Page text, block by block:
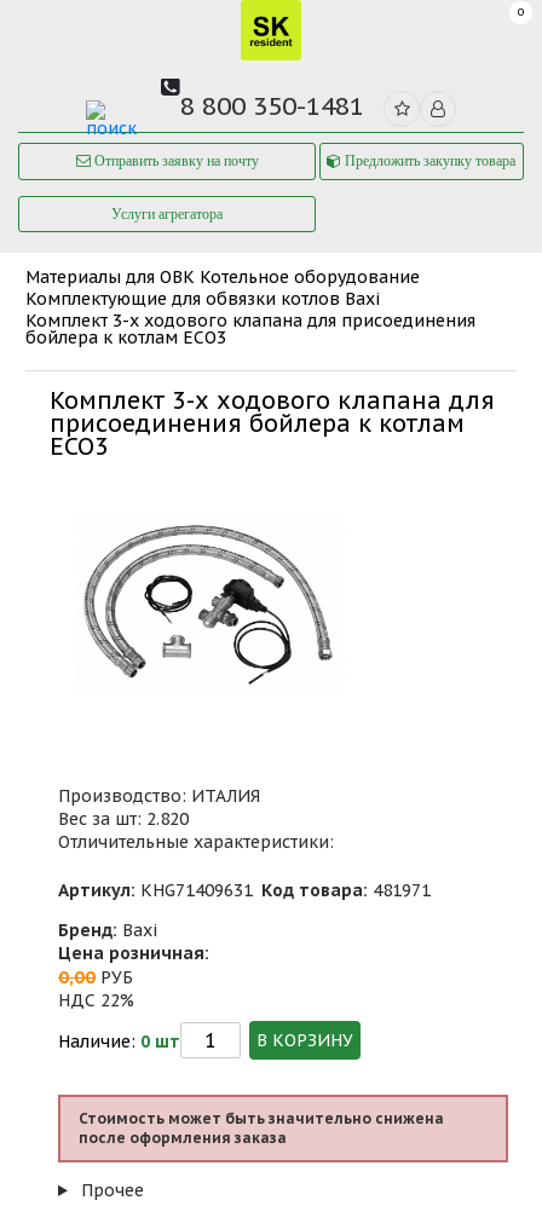
0
8 800 350-1481
Отправить заявку на почту Предложить закупку товара
Услуги агрегатора
Материалы для ОВК Котельное оборудование
Комплектующие для обвязки котлов Baxi
Комплект 3-х ходового клапана для присоединения
бойлера к котлам ECO3
Комплект 3-х ходового клапана для
присоединения бойлера к котлам
ECO3
Производство: ИТАЛИЯ
Вес за шт: 2.820
Отличительные характеристики:
Артикул: KHG71409631 Код товара: 481971
Бренд: Baxi
Цена розничная:
0,00 РУБ
НДС 22%
Наличие: 0 шт В КОРЗИНУ
Стоимость может быть значительно снижена
после оформления заказа
Прочее